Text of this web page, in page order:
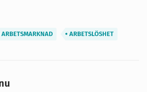
ARBETSMARKNAD ARBETSLÖSHET